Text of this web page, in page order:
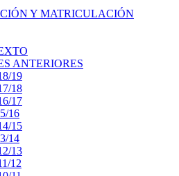
Y MATRICULACIÓN
ANTERIORES
19
18
17
16
15
14
13
12